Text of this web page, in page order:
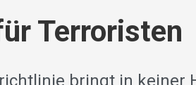
Terroristen